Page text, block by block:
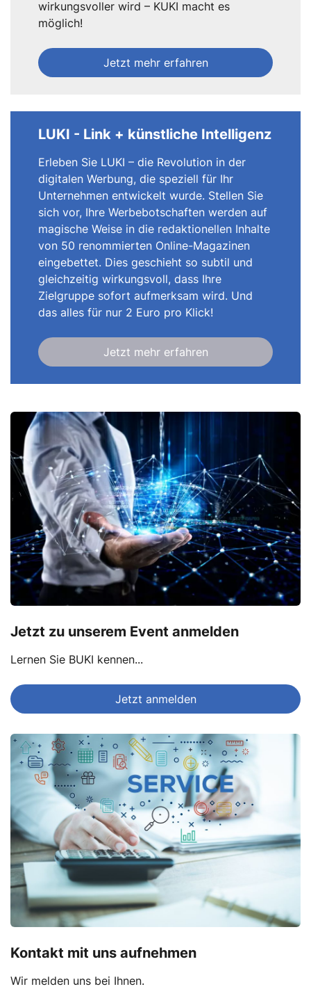
wirkungsvoller wird – KUKI macht es
möglich!
Jetzt mehr erfahren
LUKI - Link + künstliche Intelligenz
Erleben Sie LUKI – die Revolution in der
digitalen Werbung, die speziell für Ihr
Unternehmen entwickelt wurde. Stellen Sie
sich vor, Ihre Werbebotschaften werden auf
magische Weise in die redaktionellen Inhalte
von 50 renommierten Online-Magazinen
eingebettet. Dies geschieht so subtil und
gleichzeitig wirkungsvoll, dass Ihre
Zielgruppe sofort aufmerksam wird. Und
das alles für nur 2 Euro pro Klick!
Jetzt mehr erfahren
Jetzt zu unserem Event anmelden
Lernen Sie BUKI kennen...
Jetzt anmelden
Kontakt mit uns aufnehmen
Wir melden uns bei Ihnen.